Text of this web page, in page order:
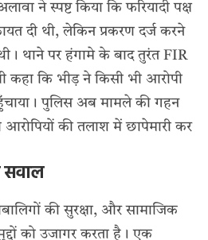
ने स्पष्ट किया कि फरियादी पक्ष
दी थी, लेकिन प्रकरण दर्ज करने
थाने पर हंगामे के बाद तुरंत FIR
कहा कि भीड़ ने किसी भी आरोपी
पुलिस अब मामले की गहन
की तलाश में छापेमारी कर
सवाल
की सुरक्षा, और सामाजिक
को उजागर करता है। एक